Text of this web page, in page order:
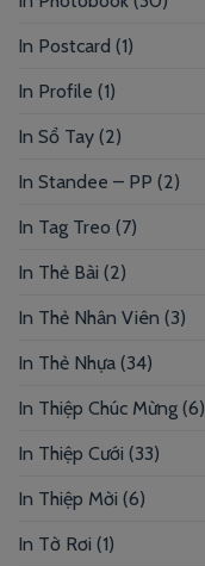
In Postcard (1)
In Profile (1)
In Sổ Tay (2)
In Standee – PP (2)
In Tag Treo (7)
In Thẻ Bài (2)
In Thẻ Nhân Viên (3)
In Thẻ Nhựa (34)
In Thiệp Chúc Mừng (6)
In Thiệp Cưới (33)
In Thiệp Mời (6)
In Tờ Rơi (1)